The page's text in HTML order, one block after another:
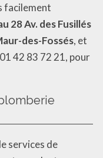
facilement
28 Av. des Fusillés
des-Fossés, et
42 83 72 21, pour
services de